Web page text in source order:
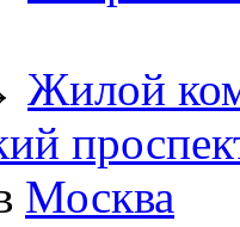
Жилой
Москва